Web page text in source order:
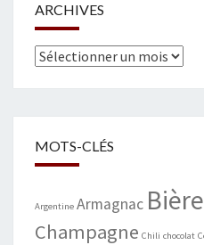
ARCHIVES
Archives
MOTS-CLÉS
Argentine Armagnac Bière
Champagne Chili chocolat